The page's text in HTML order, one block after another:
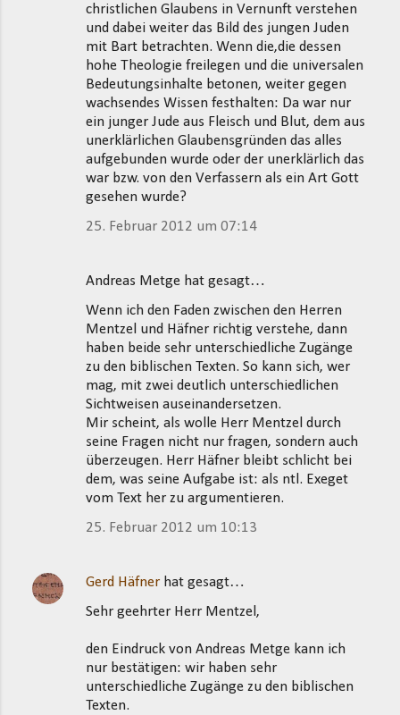
christlichen Glaubens in Vernunft verstehen
und dabei weiter das Bild des jungen Juden
mit Bart betrachten. Wenn die,die dessen
hohe Theologie freilegen und die universalen
Bedeutungsinhalte betonen, weiter gegen
wachsendes Wissen festhalten: Da war nur
ein junger Jude aus Fleisch und Blut, dem aus
unerklärlichen Glaubensgründen das alles
aufgebunden wurde oder der unerklärlich das
war bzw. von den Verfassern als ein Art Gott
gesehen wurde?
25. Februar 2012 um 07:14
Andreas Metge hat gesagt…
Wenn ich den Faden zwischen den Herren
Mentzel und Häfner richtig verstehe, dann
haben beide sehr unterschiedliche Zugänge
zu den biblischen Texten. So kann sich, wer
mag, mit zwei deutlich unterschiedlichen
Sichtweisen auseinandersetzen.
Mir scheint, als wolle Herr Mentzel durch
seine Fragen nicht nur fragen, sondern auch
überzeugen. Herr Häfner bleibt schlicht bei
dem, was seine Aufgabe ist: als ntl. Exeget
vom Text her zu argumentieren.
25. Februar 2012 um 10:13
Gerd Häfner hat gesagt…
Sehr geehrter Herr Mentzel,
den Eindruck von Andreas Metge kann ich
nur bestätigen: wir haben sehr
unterschiedliche Zugänge zu den biblischen
Texten.